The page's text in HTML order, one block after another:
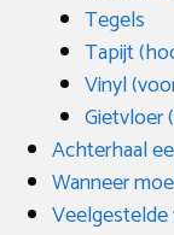
Tegels
Tapijt
Vinyl
Gietvloer
Achterhaal
Wanneer
Veelgestelde